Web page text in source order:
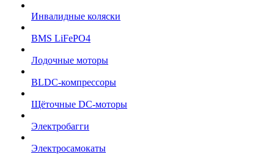
Инвалидные коляски
BMS LiFePO4
Лодочные моторы
BLDC-компрессоры
Щёточные DC-моторы
Электробагги
Электросамокаты